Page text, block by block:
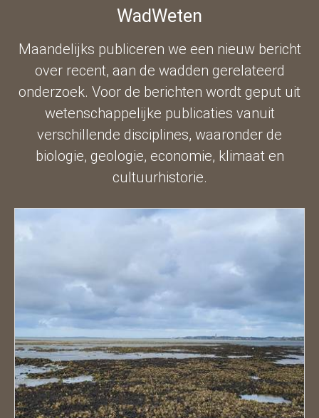
WadWeten
Maandelijks publiceren we een nieuw bericht
over recent, aan de wadden gerelateerd
onderzoek. Voor de berichten wordt geput uit
wetenschappelijke publicaties vanuit
verschillende disciplines, waaronder de
biologie, geologie, economie, klimaat en
cultuurhistorie.